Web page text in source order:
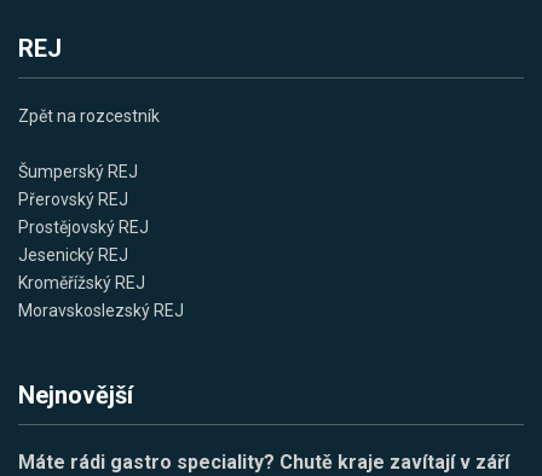
REJ
Zpět na rozcestník
Šumperský REJ
Přerovský REJ
Prostějovský REJ
Jesenický REJ
Kroměřížský REJ
Moravskoslezský REJ
Nejnovější
Máte rádi gastro speciality? Chutě kraje zavítají v září